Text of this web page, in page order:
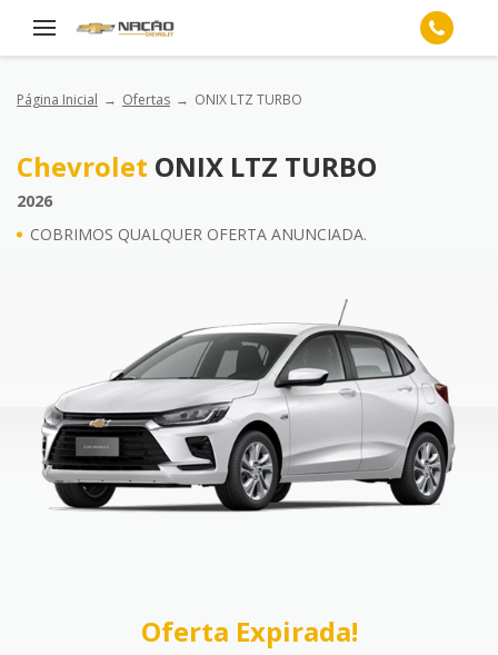
Página Inicial Ofertas ONIX LTZ TURBO
Chevrolet ONIX LTZ TURBO
2026
COBRIMOS QUALQUER OFERTA ANUNCIADA.
Oferta Expirada!